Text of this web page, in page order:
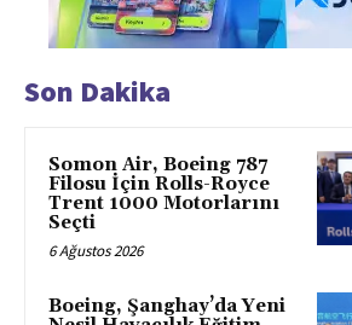
Son Dakika
Somon Air, Boeing 787
Filosu İçin Rolls-Royce
Trent 1000 Motorlarını
Seçti
6 Ağustos 2026
Boeing, Şanghay’da Yeni